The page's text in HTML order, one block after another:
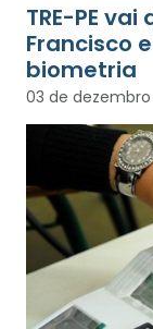
TRE-PE
Francisco
biometria
03 de dezembro